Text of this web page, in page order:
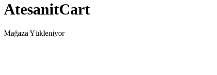
AtesanitCart
Mağaza Yükleniyor